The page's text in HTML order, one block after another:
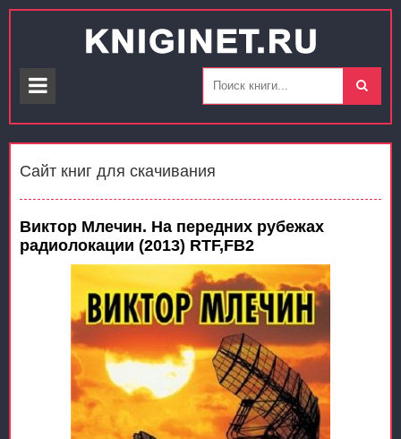
Сайт книг для скачивания
Виктор Млечин. На передних рубежах
радиолокации (2013) RTF,FB2